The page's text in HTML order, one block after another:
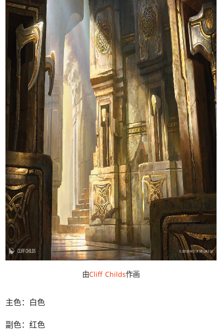
由Cliff Childs作画
主色：白色
副色：红色